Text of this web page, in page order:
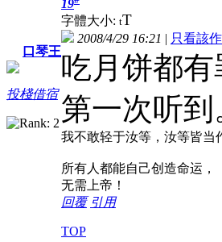
口琴王
投棧借宿
19
字體大小: tT
2008/4/29 16:21 | 只看該
吃月饼都有
第一次听到
我不敢轻于汝等，汝等皆当
所有人都能自己创造命运，
无需上帝！
回覆 引用
TOP